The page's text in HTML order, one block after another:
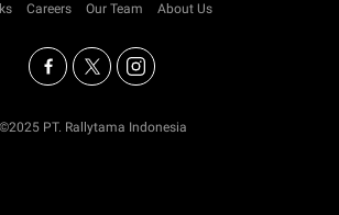
Careers Our Team About Us
©2025 PT. Rallytama Indonesia